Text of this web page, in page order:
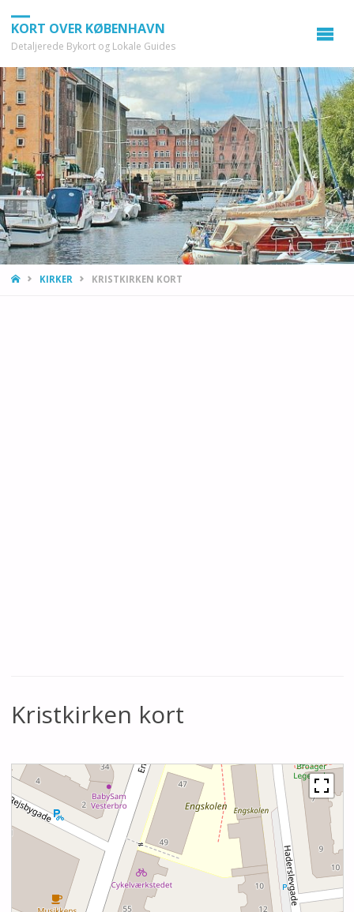
KORT OVER KØBENHAVN
Detaljerede Bykort og Lokale Guides
HOMEKIRKER KRISTKIRKEN KORT
Kristkirken kort